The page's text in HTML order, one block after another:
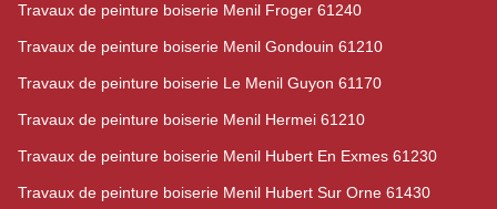
Travaux de peinture boiserie Menil Froger 61240
Travaux de peinture boiserie Menil Gondouin 61210
Travaux de peinture boiserie Le Menil Guyon 61170
Travaux de peinture boiserie Menil Hermei 61210
Travaux de peinture boiserie Menil Hubert En Exmes 61230
Travaux de peinture boiserie Menil Hubert Sur Orne 61430